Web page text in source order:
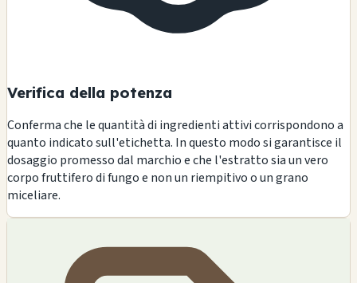
Verifica della potenza
Conferma che le quantità di ingredienti attivi corrispondono a
quanto indicato sull'etichetta. In questo modo si garantisce il
dosaggio promesso dal marchio e che l'estratto sia un vero
corpo fruttifero di fungo e non un riempitivo o un grano
miceliare.